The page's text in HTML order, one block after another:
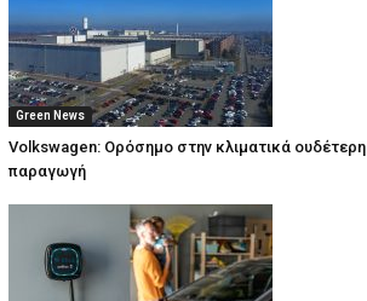
Green News
Volkswagen: Ορόσημο στην κλιματικά ουδέτερη
παραγωγή